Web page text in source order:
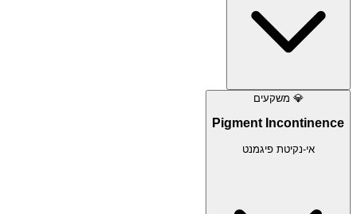
💎 משקעים
Pigment Incontinence
אי-נקיטת פיגמנט